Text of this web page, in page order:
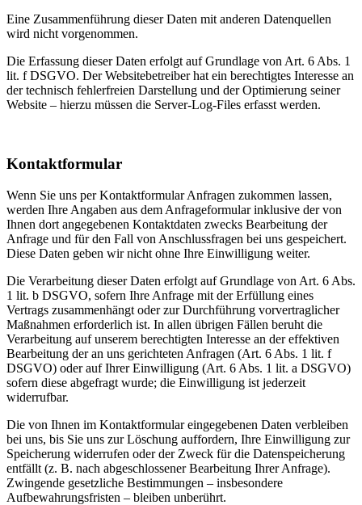
Eine Zusammenführung dieser Daten mit anderen Datenquellen
wird nicht vorgenommen.
Die Erfassung dieser Daten erfolgt auf Grundlage von Art. 6 Abs. 1
lit. f DSGVO. Der Websitebetreiber hat ein berechtigtes Interesse an
der technisch fehlerfreien Darstellung und der Optimierung seiner
Website – hierzu müssen die Server-Log-Files erfasst werden.
Kontaktformular
Wenn Sie uns per Kontaktformular Anfragen zukommen lassen,
werden Ihre Angaben aus dem Anfrageformular inklusive der von
Ihnen dort angegebenen Kontaktdaten zwecks Bearbeitung der
Anfrage und für den Fall von Anschlussfragen bei uns gespeichert.
Diese Daten geben wir nicht ohne Ihre Einwilligung weiter.
Die Verarbeitung dieser Daten erfolgt auf Grundlage von Art. 6 Abs.
1 lit. b DSGVO, sofern Ihre Anfrage mit der Erfüllung eines
Vertrags zusammenhängt oder zur Durchführung vorvertraglicher
Maßnahmen erforderlich ist. In allen übrigen Fällen beruht die
Verarbeitung auf unserem berechtigten Interesse an der effektiven
Bearbeitung der an uns gerichteten Anfragen (Art. 6 Abs. 1 lit. f
DSGVO) oder auf Ihrer Einwilligung (Art. 6 Abs. 1 lit. a DSGVO)
sofern diese abgefragt wurde; die Einwilligung ist jederzeit
widerrufbar.
Die von Ihnen im Kontaktformular eingegebenen Daten verbleiben
bei uns, bis Sie uns zur Löschung auffordern, Ihre Einwilligung zur
Speicherung widerrufen oder der Zweck für die Datenspeicherung
entfällt (z. B. nach abgeschlossener Bearbeitung Ihrer Anfrage).
Zwingende gesetzliche Bestimmungen – insbesondere
Aufbewahrungsfristen – bleiben unberührt.